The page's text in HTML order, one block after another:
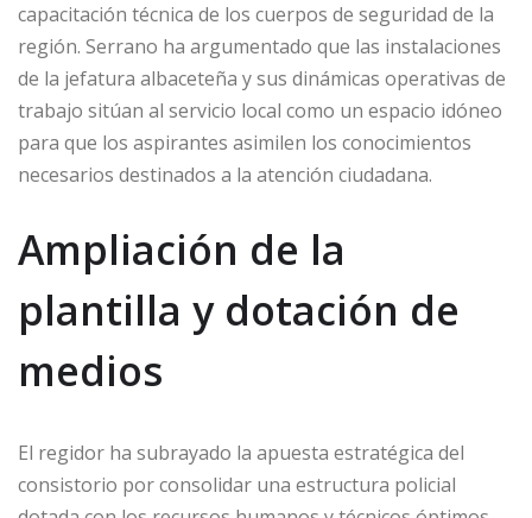
capacitación técnica de los cuerpos de seguridad de la
región. Serrano ha argumentado que las instalaciones
de la jefatura albaceteña y sus dinámicas operativas de
trabajo sitúan al servicio local como un espacio idóneo
para que los aspirantes asimilen los conocimientos
necesarios destinados a la atención ciudadana.
Ampliación de la
plantilla y dotación de
medios
El regidor ha subrayado la apuesta estratégica del
consistorio por consolidar una estructura policial